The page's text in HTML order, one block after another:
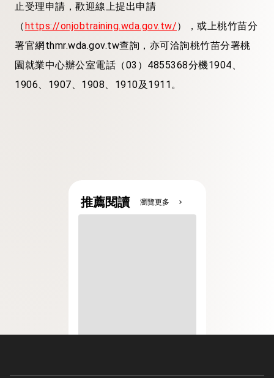
止受理申請，歡迎線上提出申請
（ https://onjobtraining.wda.gov.tw/），或上桃竹苗分
署官網thmr.wda.gov.tw查詢，亦可洽詢桃竹苗分署桃
園就業中心辦公室電話（03）4855368分機1904、
1906、1907、1908、1910及1911。
推薦閱讀 瀏覽更多 chevron_right